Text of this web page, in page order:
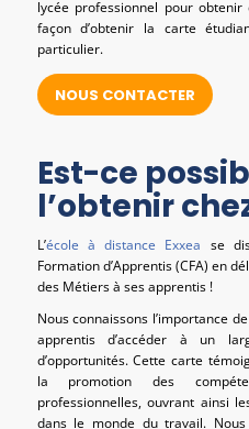
lycée professionnel pour
façon d’obtenir la carte
particulier.
NOUS CONTACTER
Est-ce
l’obtenir
L’école à distance Exxea se
Formation d’Apprentis (CFA) en
des Métiers à ses apprentis !
Nous connaissons l’importance
apprentis d’accéder à un
d’opportunités. Cette carte
la promotion des
professionnelles, ouvrant ainsi
dans le monde du travail.